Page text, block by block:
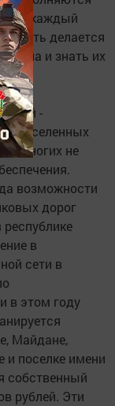
каждый
есть делается
и знать их
-
в населенных
- Многих не
возможности
дорог
в
сети в
в этом году
Майдане,
и поселке имени
собственный
рублей. Эти